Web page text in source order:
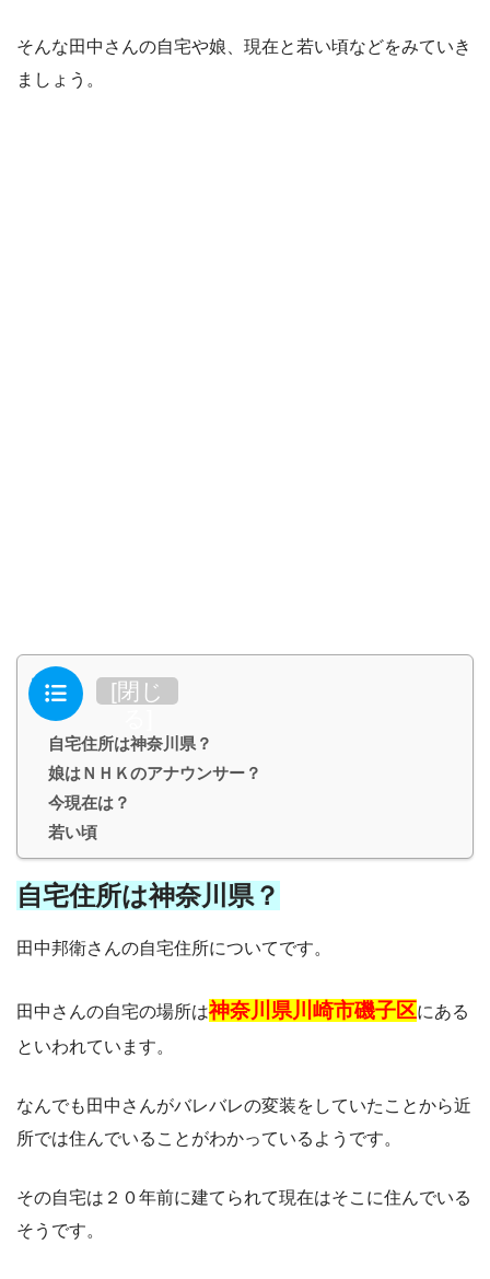
そんな田中さんの自宅や娘、現在と若い頃などをみていき
ましょう。
目次 [閉じ
自宅住所は神奈川県？
娘はＮＨＫのアナウンサー？
今現在は？
若い頃
自宅住所は神奈川県？
田中邦衛さんの自宅住所についてです。
田中さんの自宅の場所は神奈川県川崎市磯子区にある
といわれています。
なんでも田中さんがバレバレの変装をしていたことから近
所では住んでいることがわかっているようです。
その自宅は２０年前に建てられて現在はそこに住んでいる
そうです。